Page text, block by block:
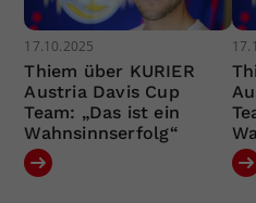
17.10.2025
Thiem über KURIER
Austria Davis Cup
Team: „Das ist ein
Wahnsinnserfolg“